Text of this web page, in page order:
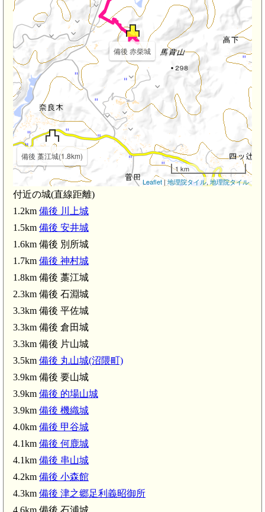
備後 赤柴城
備後 藁江城(1.8km)
備後 要山城(3.9km)
備後 高城(沼隈町)(4.8km)
1 km
Leaflet|地理院タイル, 地理院タイル
付近の城(直線距離)
1.2km 備後 川上城
1.5km 備後 安井城
1.6km 備後 別所城
1.7km 備後 神村城
1.8km 備後 藁江城
2.3km 備後 石淵城
3.3km 備後 平佐城
3.3km 備後 倉田城
3.3km 備後 片山城
3.5km 備後 丸山城(沼隈町)
3.9km 備後 要山城
3.9km 備後 的場山城
3.9km 備後 機織城
4.0km 備後 甲谷城
4.1km 備後 何鹿城
4.1km 備後 串山城
4.2km 備後 小森館
4.3km 備後 津之郷足利義昭御所
4.6km 備後 石浦城